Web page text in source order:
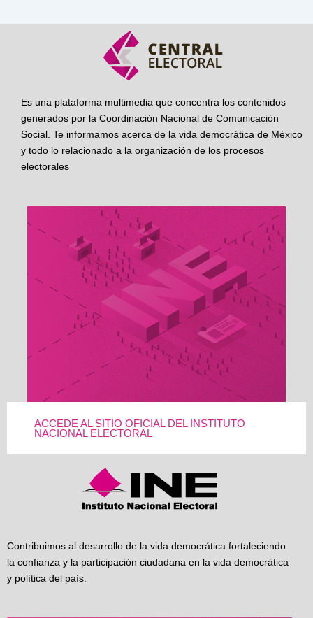
Es una plataforma multimedia que concentra los contenidos
generados por la Coordinación Nacional de Comunicación
Social. Te informamos acerca de la vida democrática de México
y todo lo relacionado a la organización de los procesos
electorales
ACCEDE AL SITIO OFICIAL DEL INSTITUTO
NACIONAL ELECTORAL
Contribuimos al desarrollo de la vida democrática fortaleciendo
la confianza y la participación ciudadana en la vida democrática
y política del país.